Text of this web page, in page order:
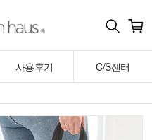
사용후기 C/S센터